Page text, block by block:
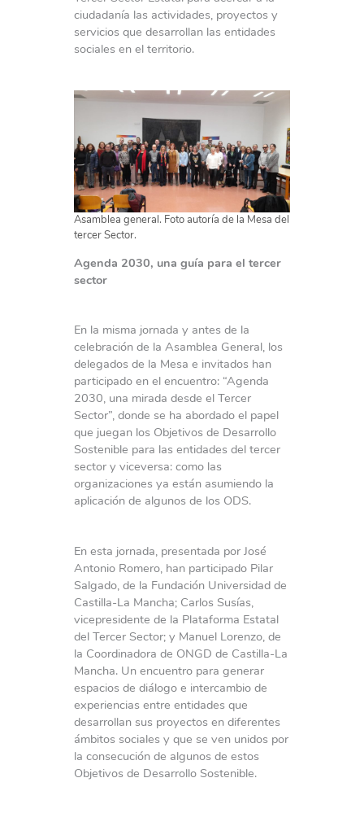
ciudadanía las actividades, proyectos y
servicios que desarrollan las entidades
sociales en el territorio.
Asamblea general. Foto autoría de la Mesa del
tercer Sector.
Agenda 2030, una guía para el tercer
sector
En la misma jornada y antes de la
celebración de la Asamblea General, los
delegados de la Mesa e invitados han
participado en el encuentro: “Agenda
2030, una mirada desde el Tercer
Sector”, donde se ha abordado el papel
que juegan los Objetivos de Desarrollo
Sostenible para las entidades del tercer
sector y viceversa: como las
organizaciones ya están asumiendo la
aplicación de algunos de los ODS.
En esta jornada, presentada por José
Antonio Romero, han participado Pilar
Salgado, de la Fundación Universidad de
Castilla-La Mancha; Carlos Susías,
vicepresidente de la Plataforma Estatal
del Tercer Sector; y Manuel Lorenzo, de
la Coordinadora de ONGD de Castilla-La
Mancha. Un encuentro para generar
espacios de diálogo e intercambio de
experiencias entre entidades que
desarrollan sus proyectos en diferentes
ámbitos sociales y que se ven unidos por
la consecución de algunos de estos
Objetivos de Desarrollo Sostenible.